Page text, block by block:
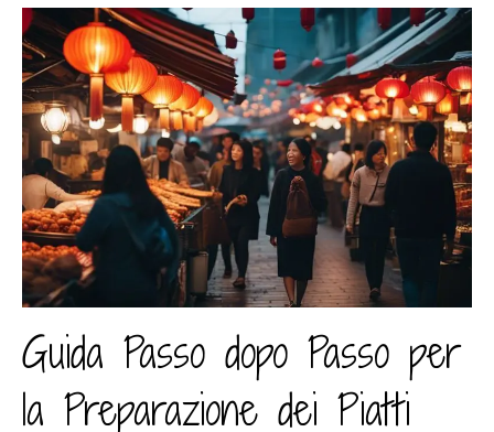
Guida Passo dopo Passo per
la Preparazione dei Piatti